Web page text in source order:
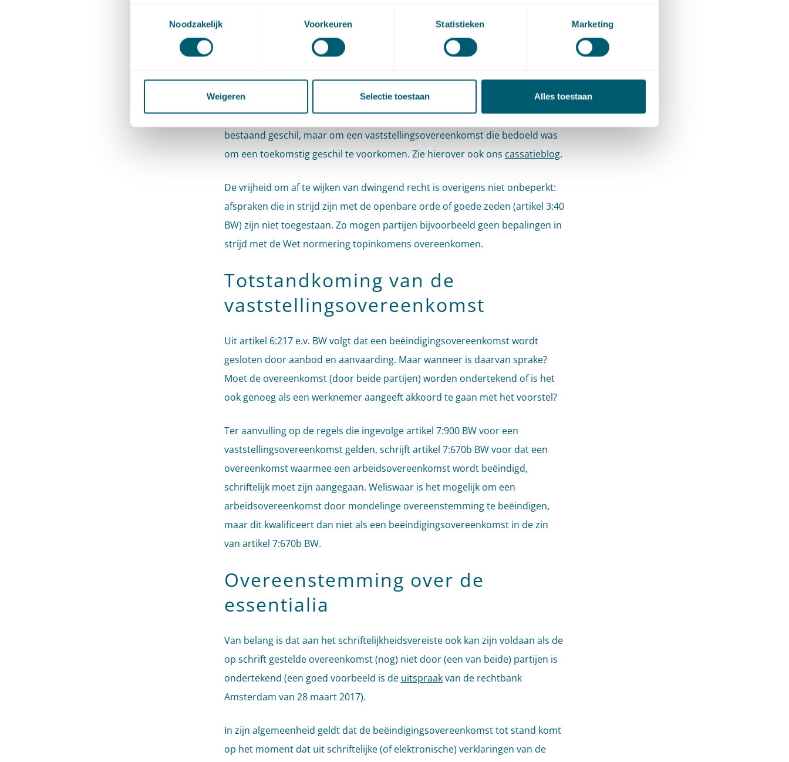
Noodzakelijk
Voorkeuren Statistieken Marketing
Weigeren Selectie toestaan Alles toestaan
vaststellingsovereenkomst opgenomen, waarin was bepaald dat de
arbeidsovereenkomst voor onbepaalde tijd ongeveer 10 maanden na het
aangaan ervan zou eindigen. Daarmee beoogden partijen te bewerkstelligen
dat er vier arbeidsovereenkomsten voor bepaalde tijd konden worden
gesloten, in strijd met de dwingendrechtelijke ketenregeling van artikel
7:668a BW. Deze afspraak is nietig, omdat het in dit geval niet ging om een al
bestaand geschil, maar om een vaststellingsovereenkomst die bedoeld was
om een toekomstig geschil te voorkomen. Zie hierover ook ons cassatieblog.
De vrijheid om af te wijken van dwingend recht is overigens niet onbeperkt:
afspraken die in strijd zijn met de openbare orde of goede zeden (artikel 3:40
BW) zijn niet toegestaan. Zo mogen partijen bijvoorbeeld geen bepalingen in
strijd met de Wet normering topinkomens overeenkomen.
Totstandkoming van de
vaststellingsovereenkomst
Uit artikel 6:217 e.v. BW volgt dat een beëindigingsovereenkomst wordt
gesloten door aanbod en aanvaarding. Maar wanneer is daarvan sprake?
Moet de overeenkomst (door beide partijen) worden ondertekend of is het
ook genoeg als een werknemer aangeeft akkoord te gaan met het voorstel?
Ter aanvulling op de regels die ingevolge artikel 7:900 BW voor een
vaststellingsovereenkomst gelden, schrijft artikel 7:670b BW voor dat een
overeenkomst waarmee een arbeidsovereenkomst wordt beëindigd,
schriftelijk moet zijn aangegaan. Weliswaar is het mogelijk om een
arbeidsovereenkomst door mondelinge overeenstemming te beëindigen,
maar dit kwalificeert dan niet als een beëindigingsovereenkomst in de zin
van artikel 7:670b BW.
Overeenstemming over de
essentialia
Van belang is dat aan het schriftelijkheidsvereiste ook kan zijn voldaan als de
op schrift gestelde overeenkomst (nog) niet door (een van beide) partijen is
ondertekend (een goed voorbeeld is de uitspraakvan de rechtbank
Amsterdam van 28 maart 2017).
In zijn algemeenheid geldt dat de beëindigingsovereenkomst tot stand komt
op het moment dat uit schriftelijke (of elektronische) verklaringen van de